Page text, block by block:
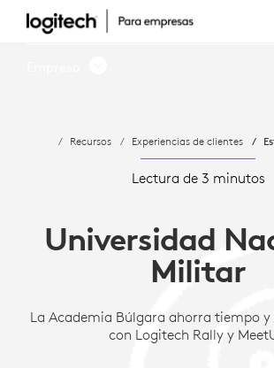
ESTUDIO
UNIVERSIDAD
NACIONAL
MILITAR
AHORRA
TIEMPO
Recursos Experiencias de clientes
Lectura de 3 minutos
Universidad
Militar
La Academia Búlgara ahorra tiempo y
con Logitech Rally y